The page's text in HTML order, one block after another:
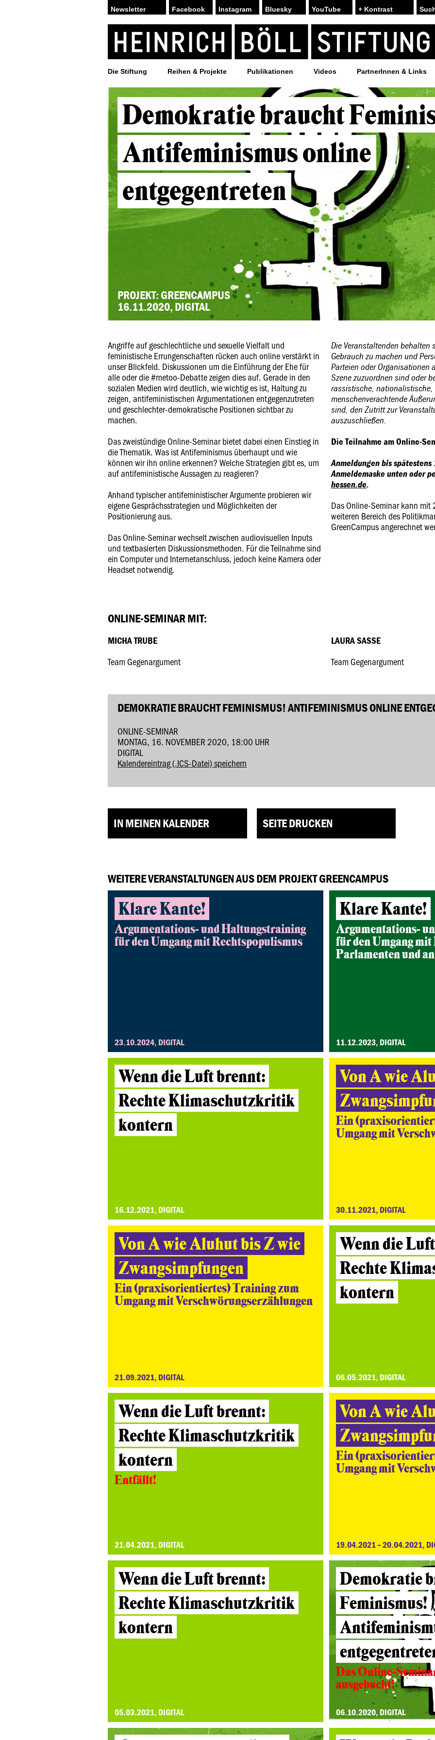
Facebook Instagram Bluesky YouTube + Kontrast
Die Stiftung Reihen & Projekte Publikationen Videos PartnerInnen & Links
Demokratie braucht
Antifeminismus online
entgegentreten
PROJEKT: GREENCAMPUS
16.11.2020, DIGITAL
Angriffe auf geschlechtliche und sexuelle Vielfalt und
feministische Errungenschaften rücken auch online verstärkt in
unser Blickfeld. Diskussionen um die Einführung der Ehe für
alle oder die #metoo-Debatte zeigen dies auf. Gerade in den
sozialen Medien wird deutlich, wie wichtig es ist, Haltung zu
zeigen, antifeministischen Argumentationen entgegenzutreten
und geschlechter-demokratische Positionen sichtbar zu
machen.
Das zweistündige Online-Seminar bietet dabei einen Einstieg in
die Thematik. Was ist Antifeminismus überhaupt und wie
können wir ihn online erkennen? Welche Strategien gibt es, um
auf antifeministische Aussagen zu reagieren?
Anhand typischer antifeministischer Argumente probieren wir
eigene Gesprächsstrategien und Möglichkeiten der
Positionierung aus.
Das Online-Seminar wechselt zwischen audiovisuellen Inputs
und textbasierten Diskussionsmethoden. Für die Teilnahme sind
ein Computer und Internetanschluss, jedoch keine Kamera oder
Headset notwendig.
Die Veranstaltenden behalten
Gebrauch zu machen und
Parteien oder Organisationen
Szene zuzuordnen sind oder
rassistische,
menschenverachtende
sind, den Zutritt zur
auszuschließen.
Die Teilnahme am Online-
Anmeldungen bis
Anmeldemaske unten oder
hessen.de.
Das Online-Seminar kann
weiteren Bereich des
GreenCampus angerechnet
ONLINE-SEMINAR MIT:
MICHA TRUBE
Team Gegenargument
LAURA SASSE
Team Gegenargument
DEMOKRATIE BRAUCHT FEMINISMUS! ANTIFEMINISMUS ONLINE
ONLINE-SEMINAR
MONTAG, 16. NOVEMBER 2020, 18:00 UHR
DIGITAL
Kalendereintrag (.ICS-Datei) speichern
IN MEINEN KALENDER SEITE DRUCKEN
WEITERE VERANSTALTUNGEN AUS DEM PROJEKT GREENCAMPUS
Klare Kante!
Argumentations- und Haltungstraining
für den Umgang mit Rechtspopulismus
23.10.2024, DIGITAL
Klare Kante!
Argumentations-
für den Umgang
Parlamenten und
11.12.2023, DIGITAL
Wenn die Luft brennt:
Rechte Klimaschutzkritik
kontern
16.12.2021, DIGITAL
Von A wie
Ein
Umgang mit
30.11.2021, DIGITAL
Von A wie Aluhut bis Z wie
Zwangsimpfungen
Ein (praxisorientiertes) Training zum
Umgang mit Verschwörungserzählungen
21.09.2021, DIGITAL
Wenn die
Rechte
kontern
06.05.2021, DIGITAL
Wenn die Luft brennt:
Rechte Klimaschutzkritik
kontern
Entfällt!
21.04.2021, DIGITAL
Von A wie
Ein
Umgang mit
19.04.2021 – 20.04.2021,
Wenn die Luft brennt:
Rechte Klimaschutzkritik
kontern
05.03.2021, DIGITAL
Demokratie
Feminismus!
Das Online-
ausgebucht!
06.10.2020, DIGITAL